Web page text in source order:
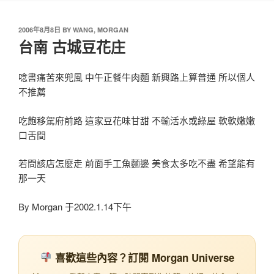
2006年8月8日 BY WANG, MORGAN
台南 古城豆花庄
唸書痛苦來兜風 中午正餐牛肉麵 新興路上算普通 所以個人
不推薦
吃飽移駕府前路 這家豆花味甘甜 不輸活水或綠屋 軟軟嫩嫩
口舌間
若問該店怎麼走 前面手工魚麵邊 美食太多吃不盡 希望能有
那一天
By Morgan 于2002.1.14下午
喜歡這些內容？訂閱 Morgan Universe